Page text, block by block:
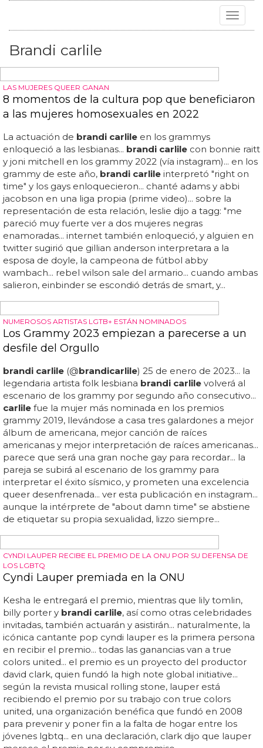
Toggle
Brandi carlile
LAS MUJERES QUEER GANAN
8 momentos de la cultura pop que beneficiaron
a las mujeres homosexuales en 2022
La actuación debrandi carlileen los grammys
enloqueció a las lesbianas...brandi carlilecon bonnie raitt
y joni mitchell en los grammy 2022 (vía instagram)... en los
grammy de este año, brandi carlileinterpretó "right on
time" y los gays enloquecieron... chanté adams y abbi
jacobson en una liga propia (prime video)... sobre la
representación de esta relación, leslie dijo a tagg: "me
pareció muy fuerte ver a dos mujeres negras
enamoradas... internet también enloqueció, y alguien en
esposa de doyle, la campeona de fútbol abby
wambach... rebel wilson sale del armario... cuando ambas
salieron, einbinder se escondió detrás de smart, y...
Los Grammy 2023 empiezan a parecerse a un
desfile del Orgullo
legendaria artista folk lesbiana brandi carlilevolverá al
escenario de los grammy por segundo año consecutivo...
carlilefue la mujer más nominada en los premios
grammy 2019, llevándose a casa tres galardones a mejor
álbum de americana, mejor canción de raíces
americanas y mejor interpretación de raíces americanas...
parece que será una gran noche gay para recordar... la
pareja se subirá al escenario de los grammy para
interpretar el éxito sísmico, y prometen una excelencia
queer desenfrenada... ver esta publicación en instagram...
aunque la intérprete de "about damn time" se abstiene
de etiquetar su propia sexualidad, lizzo siempre...